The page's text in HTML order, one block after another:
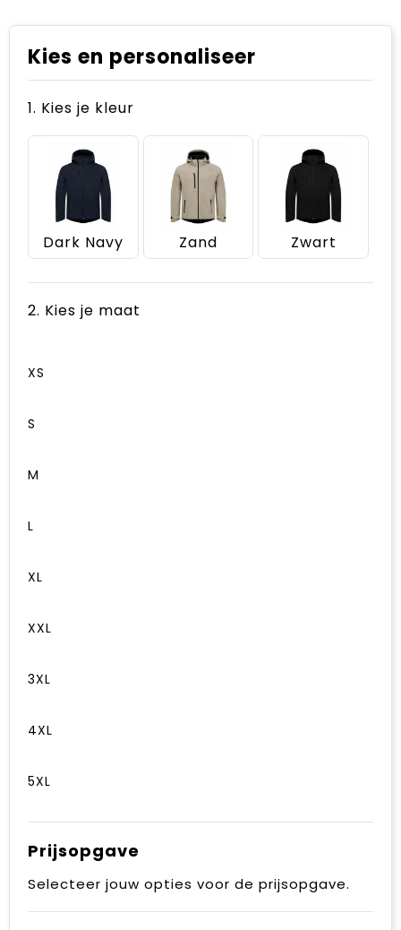
Kies en personaliseer
1. Kies je kleur
Dark Navy Zand Zwart
2. Kies je maat
XS
S
M
L
XL
XXL
3XL
4XL
5XL
Prijsopgave
Selecteer jouw opties voor de prijsopgave.